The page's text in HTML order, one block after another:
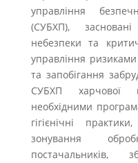
управління
(СУБХП),
небезпеки та
управління
та запобігання
СУБХП харчової
необхідними
гігієнічні
зонування
постачальників,